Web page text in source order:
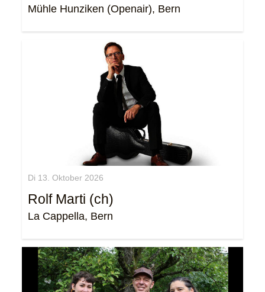
Mühle Hunziken (Openair), Bern
Di 13. Oktober 2026
Rolf Marti (ch)
La Cappella, Bern